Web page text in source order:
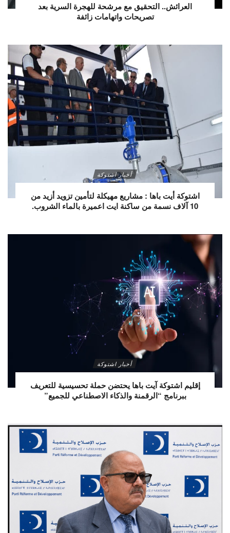
العرائش.. التحقيق مع مرشحة للهجرة السرية بعد
تصريحات واتهامات زائفة
أخبار اشتوكة
اشتوكة أيت باها : مشاريع مهيكلة لتأمين تزويد أزيد من
10 آلاف نسمة من ساكنة ايت اعميرة بالماء الشروب.
أخبار اشتوكة
إقليم اشتوكة آيت باها يحتضن حملة تحسيسية للتعريف
ببرنامج “الرقمنة والذكاء الاصطناعي للجميع”